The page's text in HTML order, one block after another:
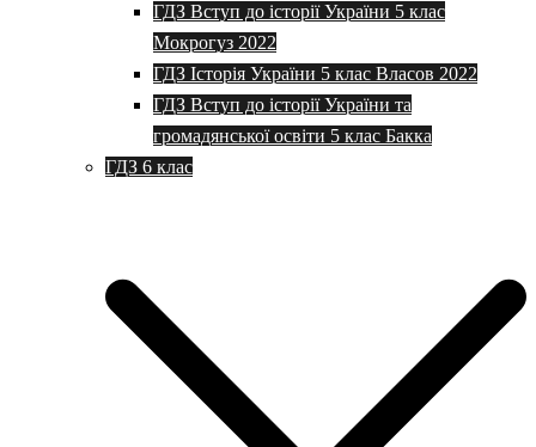
ГДЗ Вступ до історії України 5 клас
Мокрогуз 2022
ГДЗ Історія України 5 клас Власов 2022
ГДЗ Вступ до історії України та
громадянської освіти 5 клас Бакка
ГДЗ 6 клас